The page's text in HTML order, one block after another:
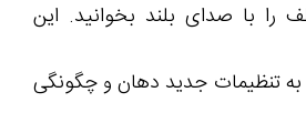
را با صدای بلند بخوانید. این
تنظیمات جدید دهان و چگونگی